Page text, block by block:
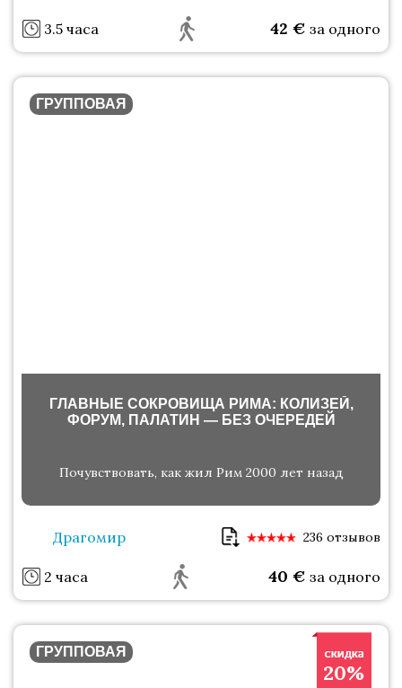
3.5 часа 42 € за одного
ГРУППОВАЯ
ГЛАВНЫЕ СОКРОВИЩА РИМА: КОЛИЗЕЙ,
ФОРУМ, ПАЛАТИН — БЕЗ ОЧЕРЕДЕЙ
Почувствовать, как жил Рим 2000 лет назад
Драгомир 236 отзывов
2 часа 40 € за одного
20%
ГРУППОВАЯ